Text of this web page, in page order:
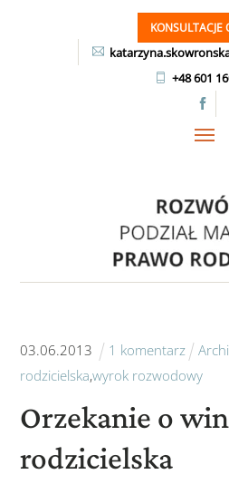
KONSULTACJE
+48 601
03.06.2013 1 komentarz
rodzicielska,wyrok rozwodowy
Orzekanie o
rodzicielska